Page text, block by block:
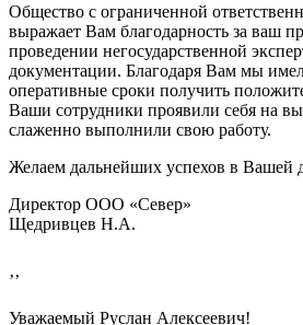
Общество с ограниченной
выражает Вам благодарность за ваш
проведении негосударственной
документации. Благодаря Вам мы
оперативные сроки получить
Ваши сотрудники проявили себя на
слаженно выполнили свою работу.
Желаем дальнейших успехов в Вашей
Директор ООО «Север»
Щедривцев Н.А.
’’
Уважаемый Руслан Алексеевич!